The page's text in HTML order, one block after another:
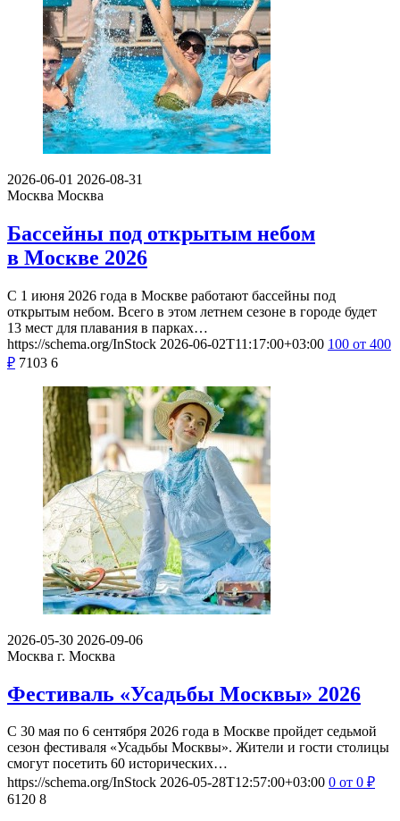
2026-06-01 2026-08-31
Москва Москва
Бассейны под открытым небом
в Москве 2026
С 1 июня 2026 года в Москве работают бассейны под
открытым небом. Всего в этом летнем сезоне в городе будет
13 мест для плавания в парках…
https://schema.org/InStock 2026-06-02T11:17:00+03:00 100 от 400
₽ 7103 6
2026-05-30 2026-09-06
Москва г. Москва
Фестиваль «Усадьбы Москвы» 2026
С 30 мая по 6 сентября 2026 года в Москве пройдет седьмой
сезон фестиваля «Усадьбы Москвы». Жители и гости столицы
смогут посетить 60 исторических…
https://schema.org/InStock 2026-05-28T12:57:00+03:00 0 от 0 ₽
6120 8